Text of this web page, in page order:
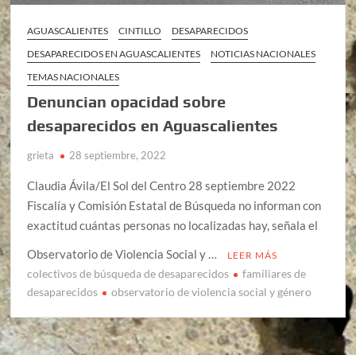
AGUASCALIENTES CINTILLO
DESAPARECIDOS
DESAPARECIDOS EN AGUASCALIENTES
NOTICIAS NACIONALES
TEMAS NACIONALES
Denuncian opacidad sobre
desaparecidos en Aguascalientes
grieta 28 septiembre, 2022
Claudia Ávila/El Sol del Centro 28 septiembre 2022
Fiscalía y Comisión Estatal de Búsqueda no informan con
exactitud cuántas personas no localizadas hay, señala el
Observatorio de Violencia Social y …
LEER MÁS
colectivos de búsqueda de desaparecidos
familiares de
desaparecidos
observatorio de violencia social y género